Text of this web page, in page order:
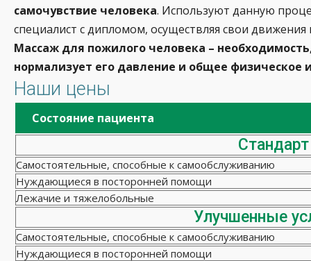
самочувствие человека. Используют данную
специалист с дипломом, осуществляя свои
Массаж для пожилого человека –
нормализует его давление и общее физическое
Наши цены
Состояние пациента
Стандарт
Самостоятельные, способные к самообслуживанию
Нуждающиеся в посторонней помощи
Лежачие и тяжелобольные
Улучшенные
Самостоятельные, способные к самообслуживанию
Нуждающиеся в посторонней помощи